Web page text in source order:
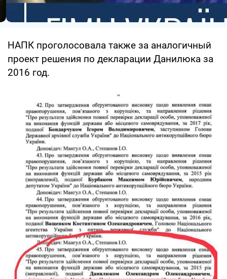
НАПК проголосовала также за аналогичный
проект решения по декларации Данилюка за
2016 год.